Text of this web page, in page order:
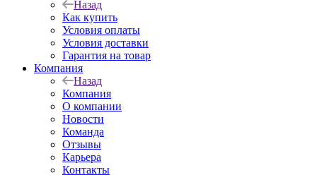
Назад
Как купить
Условия оплаты
Условия доставки
Гарантия на товар
Компания
Назад
Компания
О компании
Новости
Команда
Отзывы
Карьера
Контакты